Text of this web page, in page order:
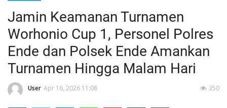
Beranda
Terms & Conditions
Lantas
Jamin Keamanan Turnamen
Worhonio Cup 1, Personel Polres
Ende dan Polsek Ende Amankan
Turnamen Hingga Malam Hari
User Apr 16, 2026 11:08 350